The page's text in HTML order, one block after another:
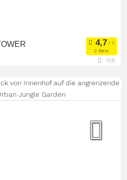
2 Bew.
Kongresszentrum
108